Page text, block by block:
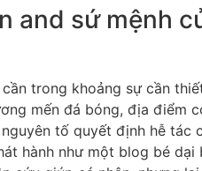
and sứ mệnh
trong khoảng sự cần
mến đá bóng, địa điểm
tố quyết định hễ tác
hành như một blog bé dại